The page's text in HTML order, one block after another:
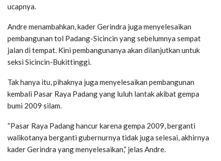
ucapnya.
Andre menambahkan, kader Gerindra juga menyelesaikan
pembangunan tol Padang-Sicincin yang sebelumnya sempat
jalan di tempat. Kini pembangunanya akan dilanjutkan untuk
seksi Sicincin-Bukittinggi.
Tak hanya itu, pihaknya juga menyelesaikan pembangunan
kembali Pasar Raya Padang yang luluh lantak akibat gempa
bumi 2009 silam.
“Pasar Raya Padang hancur karena gempa 2009, berganti
walikotanya berganti gubernurnya tidak juga selesai, akhirnya
kader Gerindra yang menyelesaikan,” jelas Andre.